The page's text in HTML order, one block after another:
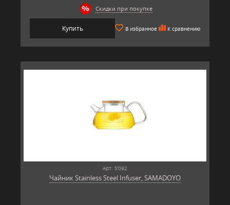
Скидки при покупке
Купить В избранное К сравнению
Арт: S'092
Чайник Stainless Steel Infuser, SAMADOYO